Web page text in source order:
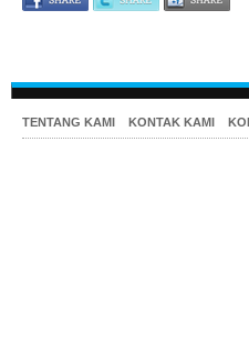
TENTANG KAMI KONTAK KAMI